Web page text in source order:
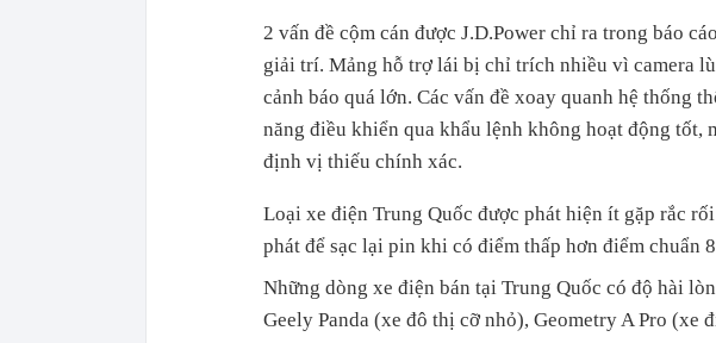
2 vấn đề cộm cán được J.D.Power chỉ ra trong báo
giải trí. Mảng hỗ trợ lái bị chỉ trích nhiều vì camera
cảnh báo quá lớn. Các vấn đề xoay quanh hệ thống
năng điều khiển qua khẩu lệnh không hoạt động tốt,
định vị thiếu chính xác.
Loại xe điện Trung Quốc được phát hiện ít gặp rắc
phát để sạc lại pin khi có điểm thấp hơn điểm chuẩn
Những dòng xe điện bán tại Trung Quốc có độ hài
Geely Panda (xe đô thị cỡ nhỏ), Geometry A Pro